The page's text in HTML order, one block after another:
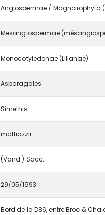
Angiospermae / Magnoliophyta
Mesangiospermae
Monocotyledonae (Lilianae)
Asparagales
Simethis
mattiazzii
(Vand.) Sacc.
29/05/1993
Bord de la D86, entre Broc &